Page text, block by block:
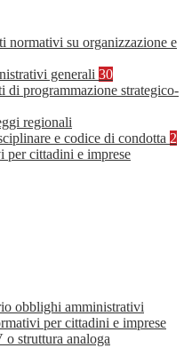
normativi su organizzazione e
generali 30
di programmazione strategico-
regionali
e codice di condotta 2
per cittadini e imprese
obblighi amministrativi
per cittadini e imprese
struttura analoga